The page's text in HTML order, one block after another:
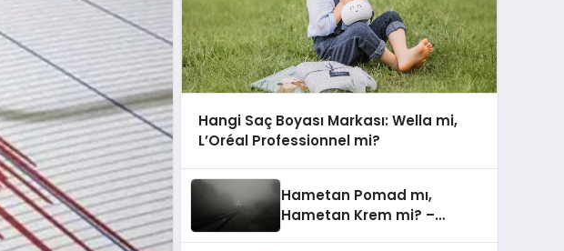
Hangi Saç Boyası Markası: Wella mi,
L’Oréal Professionnel mi?
Hametan Pomad mı,
Hametan Krem mi? –